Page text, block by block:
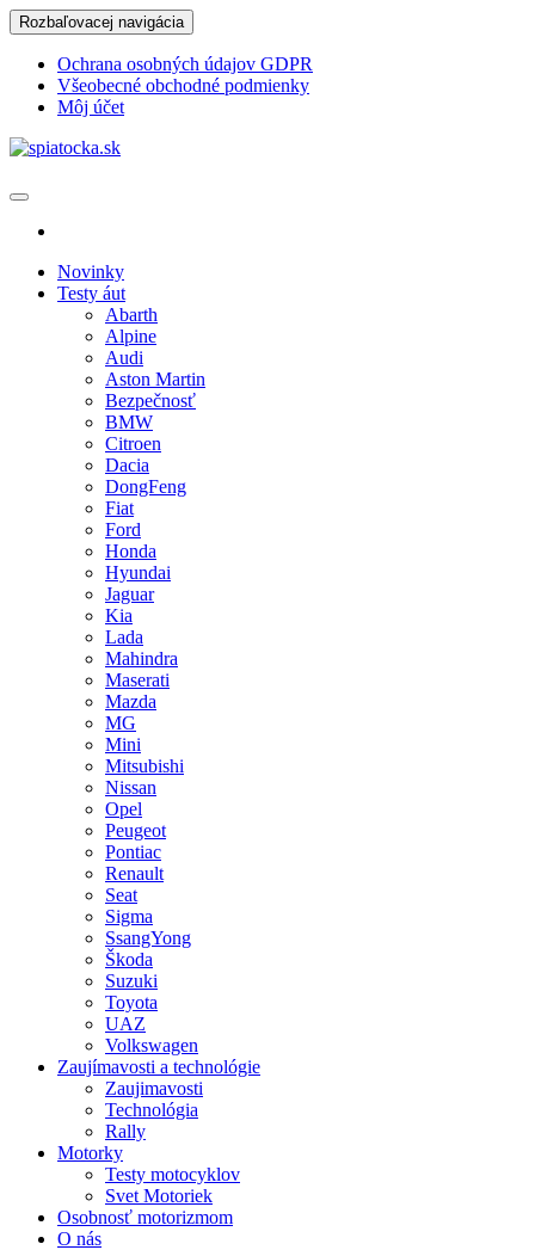
Skip
to
content
Rozbaľovacej navigácia
Ochrana osobných údajov GDPR
Všeobecné obchodné podmienky
Môj účet
Novinky
Testy áut
Abarth
Alpine
Audi
Aston Martin
Bezpečnosť
BMW
Citroen
Dacia
DongFeng
Fiat
Ford
Honda
Hyundai
Jaguar
Kia
Lada
Mahindra
Maserati
Mazda
MG
Mini
Mitsubishi
Nissan
Opel
Peugeot
Pontiac
Renault
Seat
Sigma
SsangYong
Škoda
Suzuki
Toyota
UAZ
Volkswagen
Zaujímavosti a technológie
Zaujimavosti
Technológia
Rally
Motorky
Testy motocyklov
Svet Motoriek
Osobnosť motorizmom
O nás